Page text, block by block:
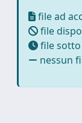
file ad
file
file
nessun